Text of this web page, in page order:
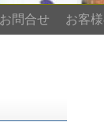
お問合せ お客